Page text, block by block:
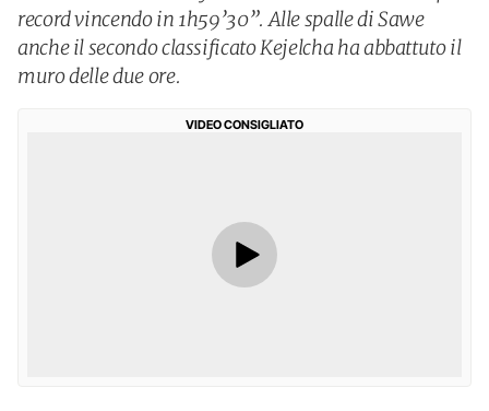
record vincendo in 1h59’30”. Alle spalle di Sawe
anche il secondo classificato Kejelcha ha abbattuto il
muro delle due ore.
VIDEO CONSIGLIATO